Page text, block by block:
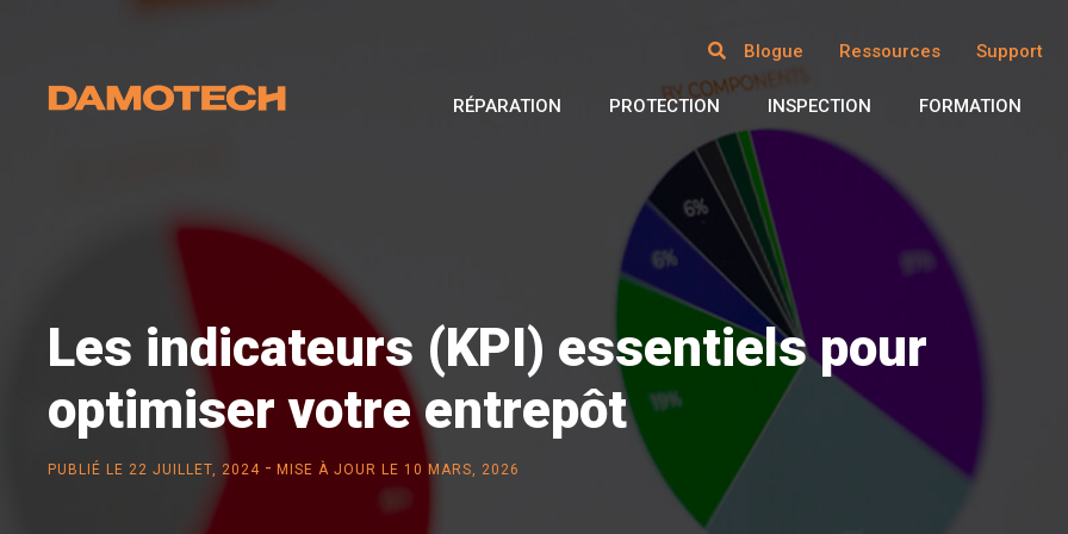
Blogue Ressources Support
RÉPARATION PROTECTION INSPECTION FORMATION
Les indicateurs (KPI) essentiels pour
optimiser votre entrepôt
PUBLIÉ LE 22 JUILLET, 2024 - MISE À JOUR LE 10 MARS, 2026